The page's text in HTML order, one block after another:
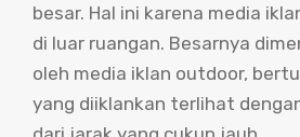
besar. Hal ini karena media
di luar ruangan. Besarnya
oleh media iklan outdoor,
yang diiklankan terlihat